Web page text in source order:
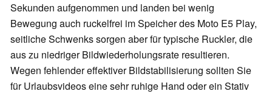
Sekunden aufgenommen und landen bei wenig
Bewegung auch ruckelfrei im Speicher des Moto E5 Play,
seitliche Schwenks sorgen aber für typische Ruckler, die
aus zu niedriger Bildwiederholungsrate resultieren.
Wegen fehlender effektiver Bildstabilisierung sollten Sie
für Urlaubsvideos eine sehr ruhige Hand oder ein Stativ